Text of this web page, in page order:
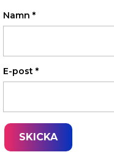
Namn *
E-post *